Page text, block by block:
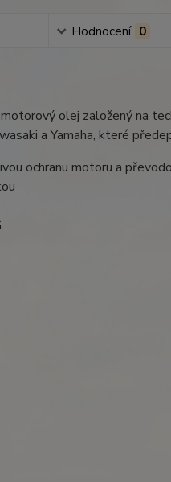
Hodnocení 0
olej založený na
a Yamaha, které
ochranu motoru a